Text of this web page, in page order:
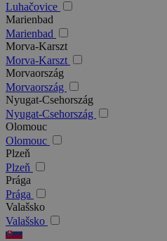
Luhačovice
Marienbad
Marienbad
Morva-Karszt
Morva-Karszt
Morvaország
Morvaország
Nyugat-Csehország
Nyugat-Csehország
Olomouc
Olomouc
Plzeň
Plzeň
Prága
Prága
Valašsko
Valašsko